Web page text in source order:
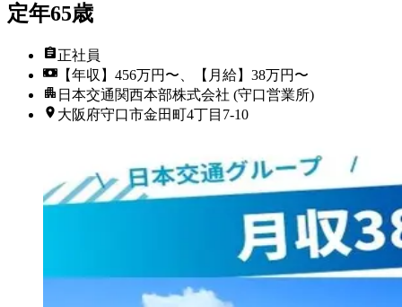
定年65歳
正社員
【年収】456万円〜、【月給】38万円〜
日本交通関西本部株式会社 (守口営業所)
大阪府守口市金田町4丁目7-10